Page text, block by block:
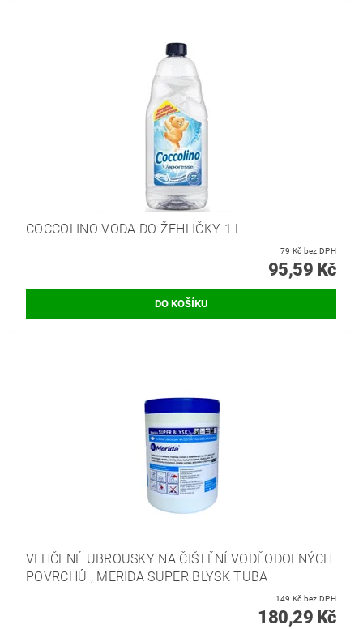
COCCOLINO VODA DO ŽEHLIČKY 1 L
79 Kč bez DPH
95,59 Kč
VLHČENÉ UBROUSKY NA ČIŠTĚNÍ VODĚODOLNÝCH
POVRCHŮ , MERIDA SUPER BLYSK TUBA
149 Kč bez DPH
180,29 Kč